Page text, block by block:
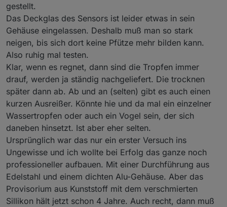
gestellt.
Das Deckglas des Sensors ist leider etwas in sein
Gehäuse eingelassen. Deshalb muß man so stark
neigen, bis sich dort keine Pfütze mehr bilden kann.
Also ruhig mal testen.
Klar, wenn es regnet, dann sind die Tropfen immer
drauf, werden ja ständig nachgeliefert. Die trocknen
später dann ab. Ab und an (selten) gibt es auch einen
kurzen Ausreißer. Könnte hie und da mal ein einzelner
Wassertropfen oder auch ein Vogel sein, der sich
daneben hinsetzt. Ist aber eher selten.
Ursprünglich war das nur ein erster Versuch ins
Ungewisse und ich wollte bei Erfolg das ganze noch
professioneller aufbauen. Mit einer Durchführung aus
Edelstahl und einem dichten Alu-Gehäuse. Aber das
Provisorium aus Kunststoff mit dem verschmierten
Sillikon hält jetzt schon 4 Jahre. Auch recht, dann muß